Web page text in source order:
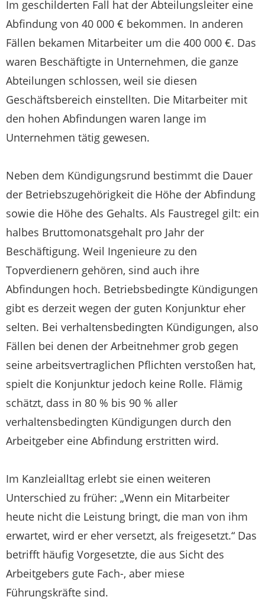
Im geschilderten Fall hat der Abteilungsleiter eine
Abfindung von 40 000 € bekommen. In anderen
Fällen bekamen Mitarbeiter um die 400 000 €. Das
waren Beschäftigte in Unternehmen, die ganze
Abteilungen schlossen, weil sie diesen
Geschäftsbereich einstellten. Die Mitarbeiter mit
den hohen Abfindungen waren lange im
Unternehmen tätig gewesen.
Neben dem Kündigungsrund bestimmt die Dauer
der Betriebszugehörigkeit die Höhe der Abfindung
sowie die Höhe des Gehalts. Als Faustregel gilt: ein
halbes Bruttomonatsgehalt pro Jahr der
Beschäftigung. Weil Ingenieure zu den
Topverdienern gehören, sind auch ihre
Abfindungen hoch. Betriebsbedingte Kündigungen
gibt es derzeit wegen der guten Konjunktur eher
selten. Bei verhaltensbedingten Kündigungen, also
Fällen bei denen der Arbeitnehmer grob gegen
seine arbeitsvertraglichen Pflichten verstoßen hat,
spielt die Konjunktur jedoch keine Rolle. Flämig
schätzt, dass in 80 % bis 90 % aller
verhaltensbedingten Kündigungen durch den
Arbeitgeber eine Abfindung erstritten wird.
Im Kanzleialltag erlebt sie einen weiteren
Unterschied zu früher: „Wenn ein Mitarbeiter
heute nicht die Leistung bringt, die man von ihm
erwartet, wird er eher versetzt, als freigesetzt.“ Das
betrifft häufig Vorgesetzte, die aus Sicht des
Arbeitgebers gute Fach-, aber miese
Führungskräfte sind.